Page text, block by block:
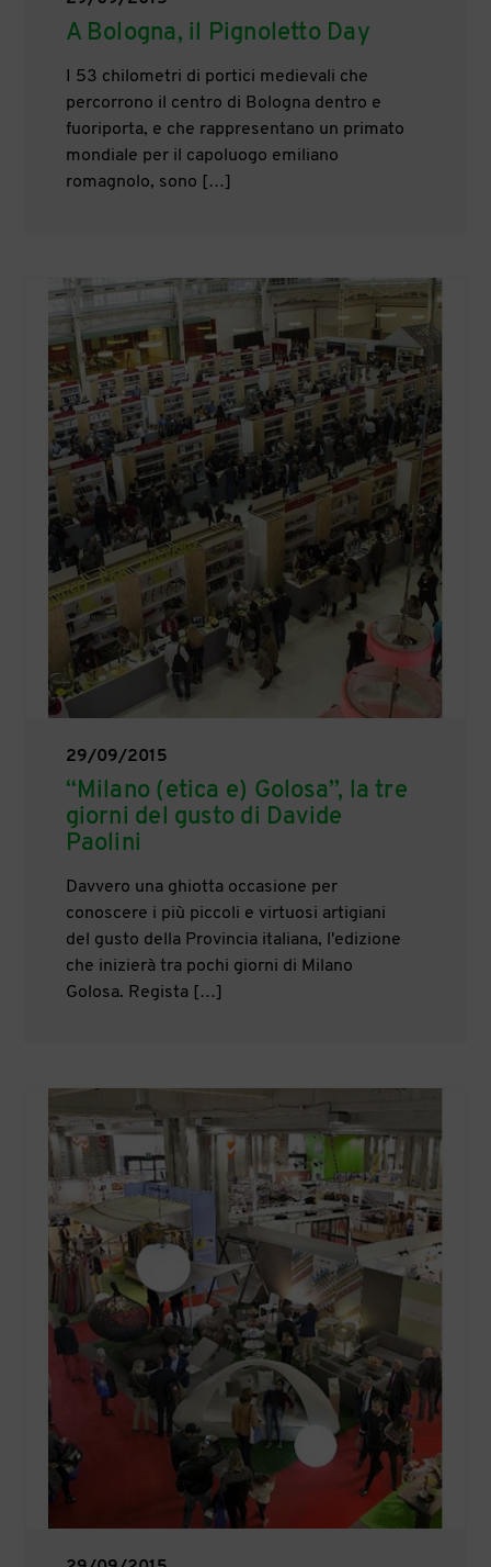
A Bologna, il Pignoletto Day
I 53 chilometri di portici medievali che
percorrono il centro di Bologna dentro e
fuoriporta, e che rappresentano un primato
mondiale per il capoluogo emiliano
romagnolo, sono […]
29/09/2015
“Milano (etica e) Golosa”, la tre
giorni del gusto di Davide
Paolini
Davvero una ghiotta occasione per
conoscere i più piccoli e virtuosi artigiani
del gusto della Provincia italiana, l'edizione
che inizierà tra pochi giorni di Milano
Golosa. Regista […]